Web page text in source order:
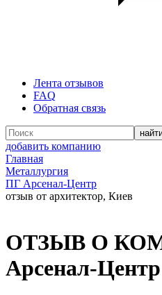
Лента отзывов
FAQ
Обратная связь
добавить компанию
Главная
Металлургия
ПГ Арсенал-Центр
отзыв от архитектор, Киев
ОТЗЫВ О
Арсенал-Центр